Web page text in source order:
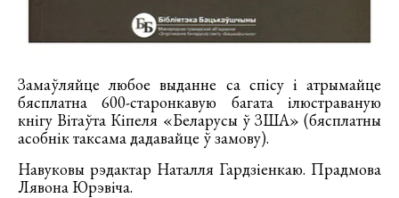
Замаўляйце любое выданне са спісу і атрымайце
бясплатна 600-старонкавую багата ілюстраваную
кнігу Вітаўта Кіпеля «Беларусы ў ЗША» (бясплатны
асобнік таксама дадавайце ў замову).
Навуковы рэдактар Наталля Гардзiенкаю. Прадмова
Лявона Юрэвiча.